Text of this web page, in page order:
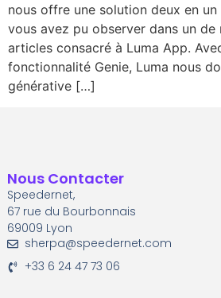
nous offre une solution deux en un
vous avez pu observer dans un de
articles consacré à Luma App.
fonctionnalité Genie, Luma nous
générative […]
Nous Contacter
Speedernet,
67 rue du Bourbonnais
69009 Lyon
sherpa@speedernet.com
+33 6 24 47 73 06